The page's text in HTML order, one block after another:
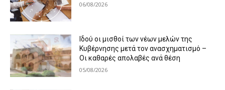
06/08/2026
Ιδού οι μισθοί των νέων μελών της
Κυβέρνησης μετά τον ανασχηματισμό –
Οι καθαρές απολαβές ανά θέση
05/08/2026